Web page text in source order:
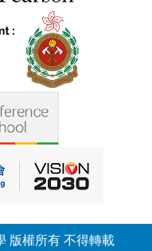
版權所有 不得轉載